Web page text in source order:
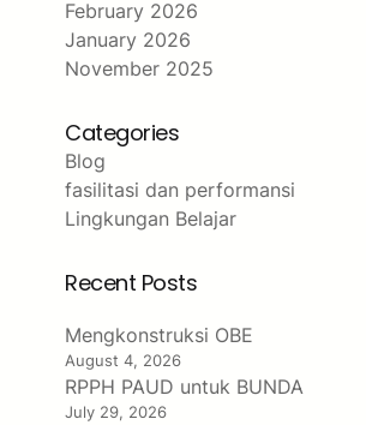
February 2026
January 2026
November 2025
Categories
Blog
fasilitasi dan performansi
Lingkungan Belajar
Recent Posts
Mengkonstruksi OBE
August 4, 2026
RPPH PAUD untuk BUNDA
July 29, 2026